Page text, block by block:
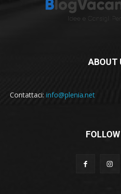
ABOUT
Contattaci: info@plenia.net